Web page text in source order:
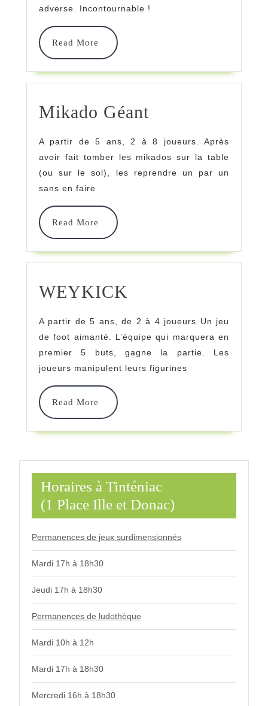
adverse. Incontournable !
Read More
Read
More
Mikado Géant
A partir de 5 ans, 2 à 8 joueurs. Après
avoir fait tomber les mikados sur la table
(ou sur le sol), les reprendre un par un
sans en faire
Read More
Read
More
WEYKICK
A partir de 5 ans, de 2 à 4 joueurs Un jeu
de foot aimanté. L’équipe qui marquera en
premier 5 buts, gagne la partie. Les
joueurs manipulent leurs figurines
Read More
Read
More
Horaires à Tinténiac
(1 Place Ille et Donac)
Permanences de jeux surdimensionnés
Mardi 17h à 18h30
Jeudi 17h à 18h30
Permanences de ludothèque
Mardi 10h à 12h
Mardi 17h à 18h30
Mercredi 16h à 18h30